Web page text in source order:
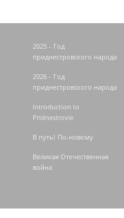
2025 - Год
приднестровского народа
2026 - Год
приднестровского народа
Introduction to
Pridnestrovie
В путь! По-новому
Великая Отечественная
война